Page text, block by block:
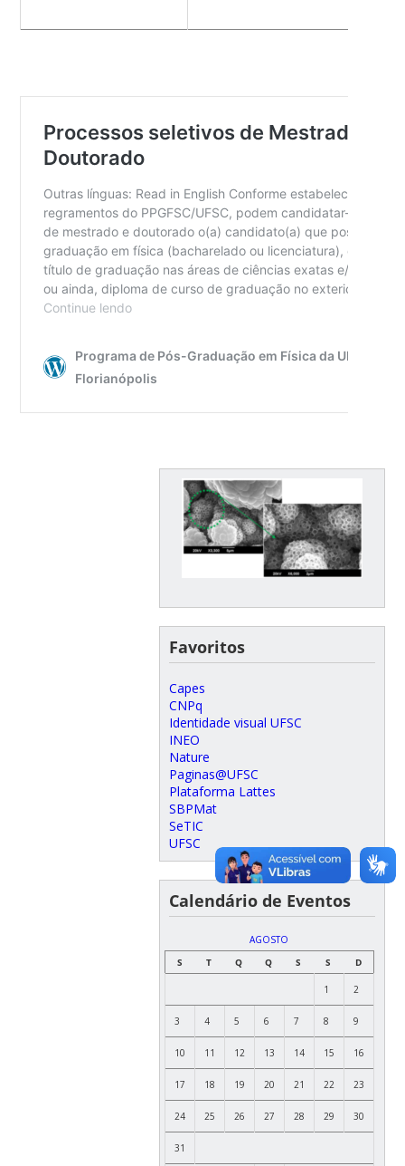
Favoritos
Capes
CNPq
Identidade visual UFSC
INEO
Nature
Paginas@UFSC
Plataforma Lattes
SBPMat
SeTIC
UFSC
Calendário de Eventos
AGOSTO
S
T Q Q S S D
1 2
3 4 5 6 7 8 9
10 11 12 13 14 15 16
17 18 19 20 21 22 23
24 25 26 27 28 29 30
31